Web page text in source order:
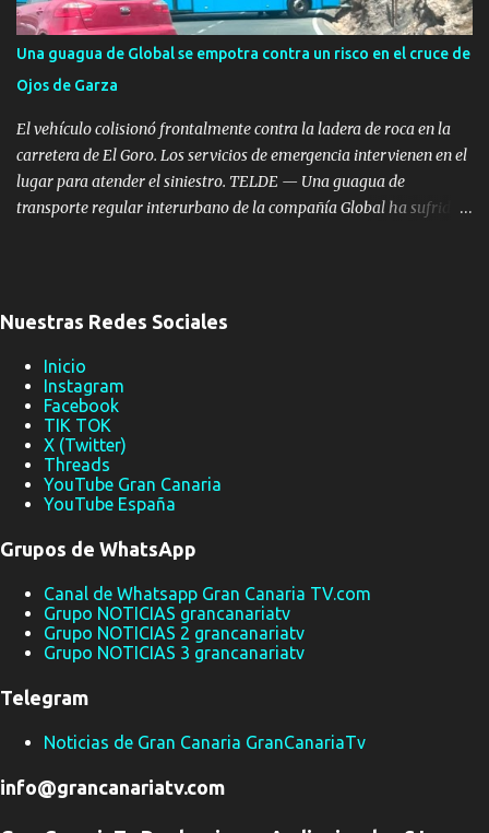
supervisar las medidas de seguridad exteriores al tratarse de una
instalación de almacenamiento de hidrocarburos. Deflagración en
un tanque en reparación Según los datos oficiales facilitados por el
Ejecutivo autonómico, la primera llamada de alerta se recibió en el
Centro Coordinador a las 12:10 horas...
Una guagua de Global se empotra contra un risco en el cruce de
Ojos de Garza
El vehículo colisionó frontalmente contra la ladera de roca en la
carretera de El Goro. Los servicios de emergencia intervienen en el
lugar para atender el siniestro. TELDE — Una guagua de
transporte regular interurbano de la compañía Global ha sufrido
dentro del municipio de Telde. Por causas que aún se están
lleno contra la pared rocosa situada junto a la calzada, quedando
completamente detenido tras la colisión. Dispositivo de
emergencias en la zona Por el momento no se ha especificado el
número exacto de pasajeros que viajaban a bordo en el momento
del choque ni si el impacto ha provocado personas heridas de
diversa consideración entre los ocupantes o el conductor. Hasta el
Nuestras Redes Sociales
Inicio
Instagram
Facebook
TIK TOK
X (Twitter)
Threads
YouTube Gran Canaria
YouTube España
Grupos de WhatsApp
Canal de Whatsapp Gran Canaria TV.com
Grupo NOTICIAS grancanariatv
Grupo NOTICIAS 2 grancanariatv
Grupo NOTICIAS 3 grancanariatv
Telegram
Noticias de Gran Canaria GranCanariaTv
info@grancanariatv.com